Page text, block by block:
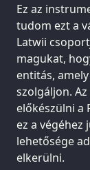
Ez az
tudom ezt a
Latwii
magukat,
entitás,
szolgáljon.
előkészülni a
ez a
lehetősége
elkerülni.